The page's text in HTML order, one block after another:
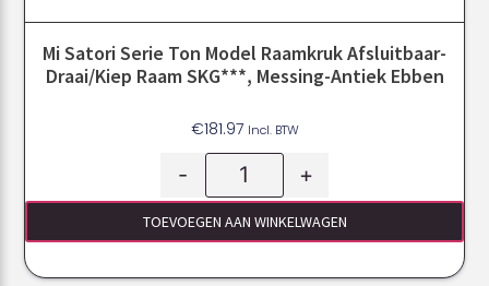
Mi Satori Serie Ton Model Raamkruk Afsluitbaar-
Draai/kiep Raam SKG***, Messing-Antiek Ebben
€181.97 Incl. BTW
- +
TOEVOEGEN AAN WINKELWAGEN